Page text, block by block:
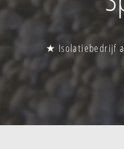
★ Isolatiebedrijf